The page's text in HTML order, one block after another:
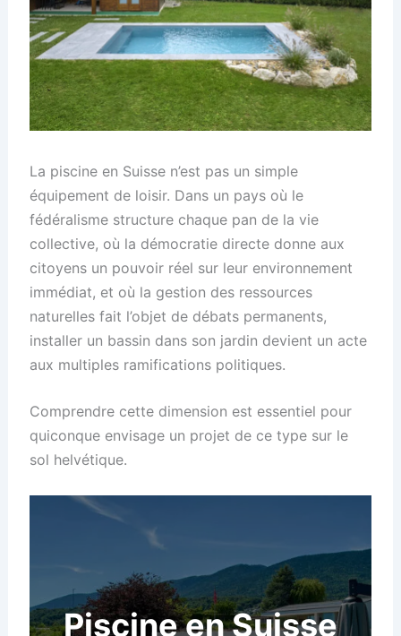
La piscine en Suisse n’est pas un simple
équipement de loisir. Dans un pays où le
fédéralisme structure chaque pan de la vie
collective, où la démocratie directe donne aux
citoyens un pouvoir réel sur leur environnement
immédiat, et où la gestion des ressources
naturelles fait l’objet de débats permanents,
installer un bassin dans son jardin devient un acte
aux multiples ramifications politiques.
Comprendre cette dimension est essentiel pour
quiconque envisage un projet de ce type sur le
sol helvétique.
Piscine en Suisse